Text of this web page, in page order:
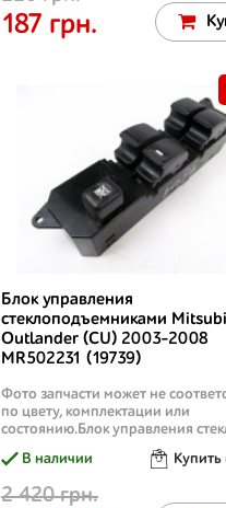
187 грн.
Блок управления
стеклоподъемниками
Outlander (CU) 2003-2008
MR502231 (19739)
Фото запчасти может не
по цвету, комплектации или
состоянию.Блок управления
В наличии
Купить
2 420 грн.